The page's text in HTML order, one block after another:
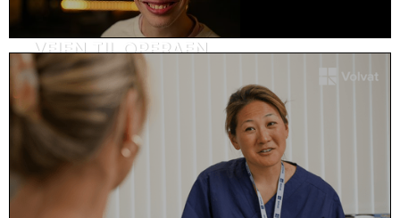
VEIEN TIL OPERAEN
Kundehistorie, helse og omsorg